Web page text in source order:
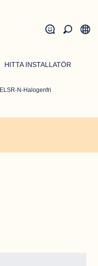
HITTA INSTALLATÖR
ELSR-N-Halogenfri